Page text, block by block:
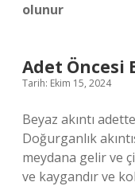
olunur
Adet Öncesi
Tarih: Ekim 15, 2024
Beyaz akıntı
Doğurganlık
meydana gelir ve
ve kaygandır ve